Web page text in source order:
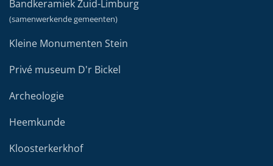
Bandkeramiek Zuid-Limburg
(samenwerkende gemeenten)
Kleine Monumenten Stein
Privé museum D'r Bickel
Archeologie
Heemkunde
Kloosterkerkhof